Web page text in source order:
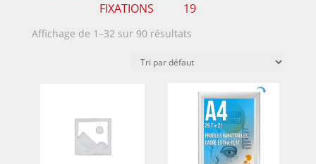
FIXATIONS
19
Affichage de 1–32 sur 90 résultats